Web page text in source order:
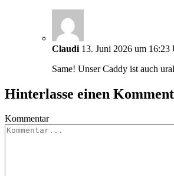
Claudi 13. Juni 2026 um 16:23
Same! Unser Caddy ist auch
Hinterlasse einen
Kommentar